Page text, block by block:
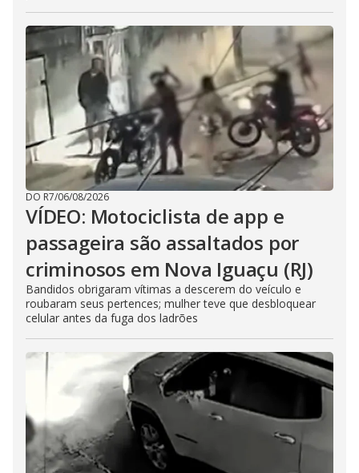
DO R7/06/08/2026
VÍDEO: Motociclista de app e
passageira são assaltados por
criminosos em Nova Iguaçu (RJ)
Bandidos obrigaram vítimas a descerem do veículo e
roubaram seus pertences; mulher teve que desbloquear
celular antes da fuga dos ladrões